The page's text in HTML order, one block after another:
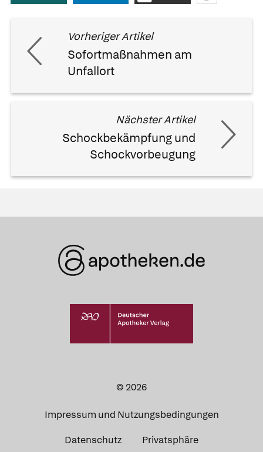
Vorheriger Artikel
Sofortmaßnahmen am
Unfallort
Nächster Artikel
Schockbekämpfung und
Schockvorbeugung
© 2026
Impressum und Nutzungsbedingungen
Datenschutz Privatsphäre